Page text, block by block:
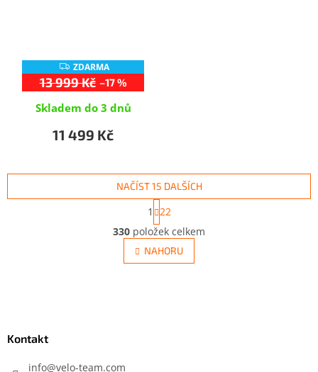
Z
D
A
M
ZDARMA
13 999 Kč –17 %
Skladem do 3 dnů
11 499 Kč
O
v
l
á
NAČÍST 15 DALŠÍCH
S
t
r
á
n
k
1
22
330 položek celkem
NAHORU
Kontakt
info@velo-team.com